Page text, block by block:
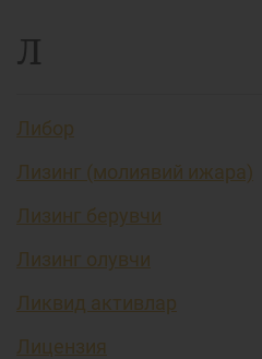
Л
Либор
Лизинг (молиявий ижара)
Лизинг берувчи
Лизинг олувчи
Ликвид активлар
Лицензия